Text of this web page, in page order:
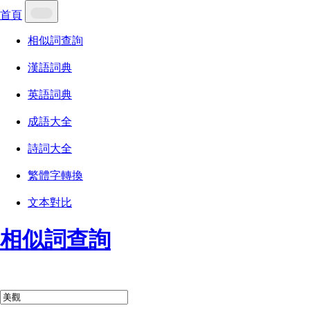
首頁
相似詞查詢
漢語詞典
英語詞典
成語大全
詩詞大全
繁體字轉換
文本對比
相似詞查詢